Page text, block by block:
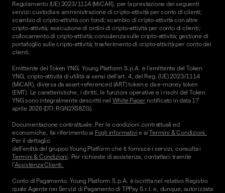
Regolamento (UE) 2023/1114 (MiCAR), per la prestazione dei seguenti
servizi: custodia e amministrazione di cripto-attività per conto di clienti;
scambio di cripto-attività con fondi; scambio di cripto-attività con altre
cripto-attività; esecuzione di ordini di cripto-attività per conto di clienti;
collocamento di cripto-attività; consulenza sulle cripto-attività; gestione di
portafoglio sulle cripto-attività; trasferimento di cripto-attività per conto dei
clienti.
Emittente del Token YNG. Young Platform S.p.A. è l'emittente del Token
YNG, cripto-attività di utilità ai sensi dell'art. 4, del Reg. (UE) 2023/1114
(MiCAR), diversa da asset-referenced (ART) token e da e-money token
(EMT). Le caratteristiche, i diritti, le funzioni operative e i rischi del Token
YNG sono integralmente descritti nel White Papernotificato in data 17
aprile 2026 (DTI: RGN2XS8ZG).
Documentazione contrattuale. Per le condizioni contrattuali ed
economiche, fai riferimento ai Fogli informativi e aiTermini & Condizioni.
Per il dettaglio
dell'entità del gruppo Young Platform che ti fornisce i servizi, consulta i
Termini & Condizioni. Per richieste di assistenza, contattaci tramite
l'Assistenza Clienti.
Conto di Pagamento. Young Platform S.p.A. è iscritta nel relativo Registro
quale Agente nei Servizi di Pagamento di TPPay S.r.l. e, dunque, autorizzata